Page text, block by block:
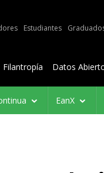
Estudiantes
Filantropía Datos
EanX